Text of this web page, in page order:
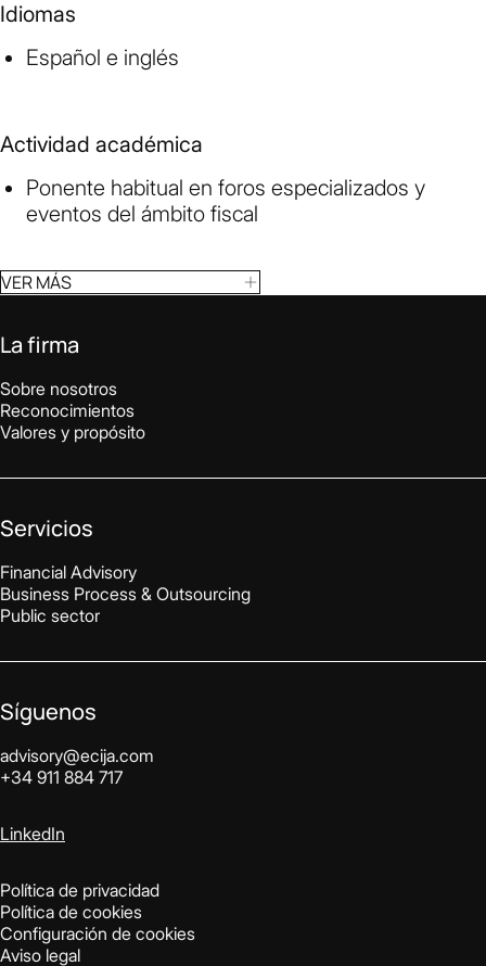
Idiomas
Español e inglés
Actividad académica
Ponente habitual en foros especializados y
eventos del ámbito fiscal
VER MÁS
La firma
Sobre nosotros
Reconocimientos
Valores y propósito
Servicios
Financial Advisory
Business Process & Outsourcing
Public sector
Síguenos
advisory@ecija.com
+34 911 884 717
LinkedIn
Política de privacidad
Política de cookies
Configuración de cookies
Aviso legal